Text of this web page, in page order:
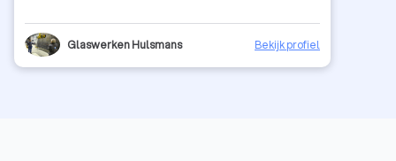
Glaswerken Hulsmans Bekijk profiel